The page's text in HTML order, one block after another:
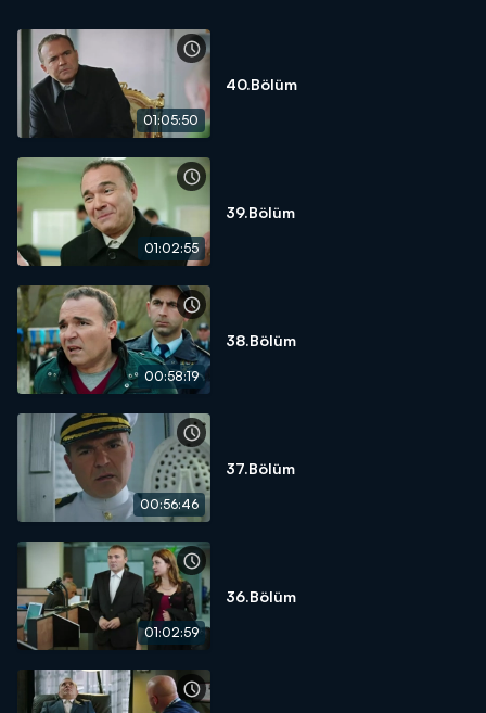
01:05:50
40.Bölüm
01:02:55
39.Bölüm
00:58:19
38.Bölüm
00:56:46
37.Bölüm
01:02:59
36.Bölüm